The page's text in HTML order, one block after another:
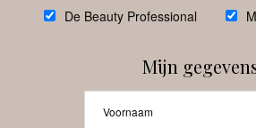
De Beauty Professional
Mijn